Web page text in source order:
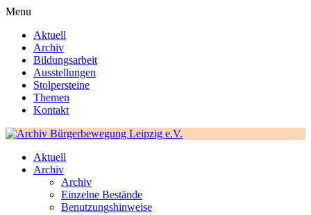
Menu
Aktuell
Archiv
Bildungsarbeit
Ausstellungen
Stolpersteine
Themen
Kontakt
Aktuell
Archiv
Archiv
Einzelne Bestände
Benutzungshinweise